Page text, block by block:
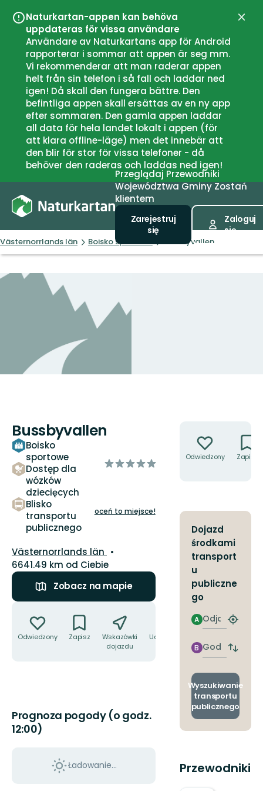
Naturkartan-appen kan behöva
uppdateras för vissa användare
Användare av Naturkartans app för Android
rapporterar i sommar att appen är seg mm.
Vi rekommenderar att man raderar appen
helt från sin telefon i så fall och laddar ned
igen! Då skall den fungera bättre. Den
befintliga appen skall ersättas av en ny app
efter sommaren. Den gamla appen laddar
all data för hela landet lokalt i appen (för
att klara offline-läge) men det innebär att
den blir för stor för vissa telefoner - då
behöver den raderas och laddas ned igen!
Przeglądaj Przewodniki
Województwa Gminy Zostań
klientem
Zarejestruj
się
Zaloguj
się
Västernorrlands län Boisko sportowe Bussbyvallen
Bussbyvallen
Boisko
sportowe
Dostęp dla
wózków
dziecięcych
Blisko
transportu
publicznego
z
oceń to miejsce!
Województwo:
Västernorrlands län
6641.49 km od Ciebie
Zobacz na mapie
Odwiedzony Zapisz
Wskazówki
dojazdu
Udostępnij
Prognoza pogody (o godz.
12:00)
Ładowanie...
Odwiedzony Zapisz
Dojazd
środkami
transport
u
publiczne
go
Odjazd
A
Znajdź
Godzinie
przyjazdu
B
Zmiana
i
Wyszukiwanie
transportu
publicznego
Przewodniki